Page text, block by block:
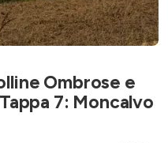
Ombrose e
7: Moncalvo